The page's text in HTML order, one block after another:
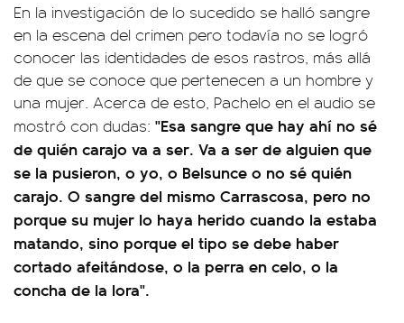
En la investigación de lo sucedido se halló sangre
en la escena del crimen pero todavía no se logró
conocer las identidades de esos rastros, más allá
de que se conoce que pertenecen a un hombre y
una mujer. Acerca de esto, Pachelo en el audio se
mostró con dudas: "Esa sangre que hay ahí no sé
de quién carajo va a ser. Va a ser de alguien que
se la pusieron, o yo, o Belsunce o no sé quién
carajo. O sangre del mismo Carrascosa, pero no
porque su mujer lo haya herido cuando la estaba
matando, sino porque el tipo se debe haber
cortado afeitándose, o la perra en celo, o la
concha de la lora".